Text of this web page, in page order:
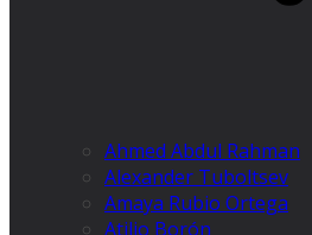
Ahmed Abdul Rahman
Alexander Tuboltsev
Amaya Rubio Ortega
Atilio Borón